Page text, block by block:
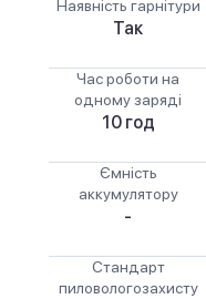
Наявність гарнітури
Так
Час роботи на
одному заряді
10 год
Ємність
аккумулятору
-
Стандарт
пиловологозахисту